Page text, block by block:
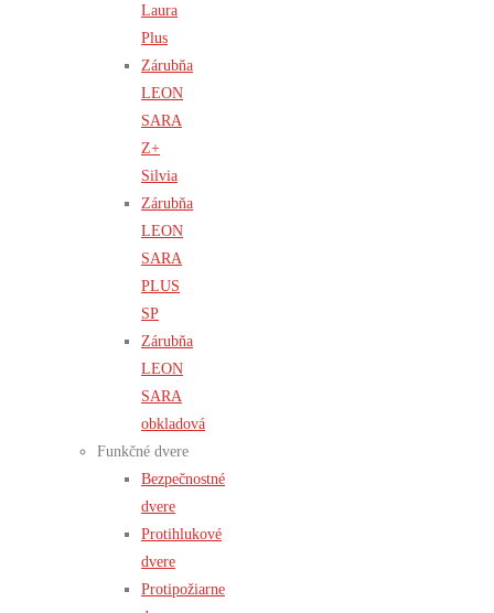
Laura
Plus
Zárubňa
LEON
SARA
Z+
Silvia
Zárubňa
LEON
SARA
PLUS
SP
Zárubňa
LEON
SARA
obkladová
Funkčné dvere
Bezpečnostné
dvere
Protihlukové
dvere
Protipožiarne